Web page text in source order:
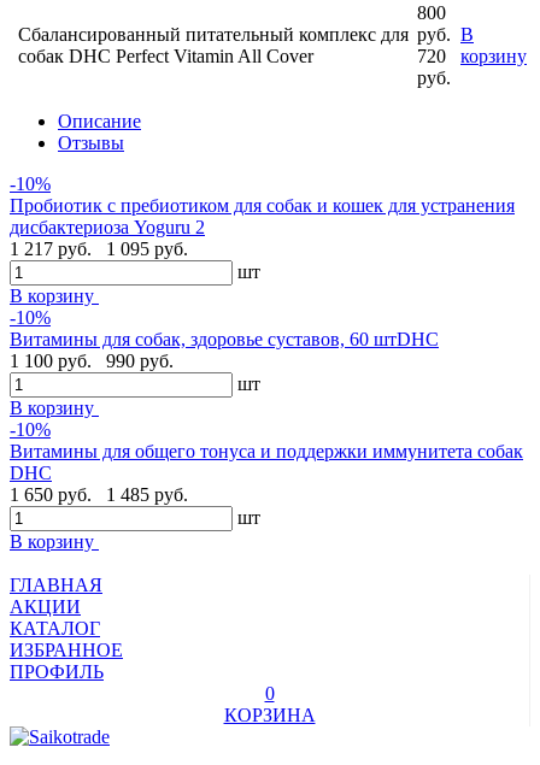
Сбалансированный питательный комплекс для
собак DHC Perfect Vitamin All Cover
800
руб.
720
руб.
В
корзину
Описание
Отзывы
-10%
Пробиотик с пребиотиком для собак и кошек для устранения
дисбактериоза Yoguru 2
1 217 руб.
1 095 руб.
шт
В корзину
-10%
Витамины для собак, здоровье суставов, 60 штDHC
1 100 руб.
990 руб.
шт
В корзину
-10%
Витамины для общего тонуса и поддержки иммунитета собак
DHC
1 650 руб.
1 485 руб.
шт
В корзину
ГЛАВНАЯ
АКЦИИ
КАТАЛОГ
ИЗБРАННОЕ
ПРОФИЛЬ
0
КОРЗИНА